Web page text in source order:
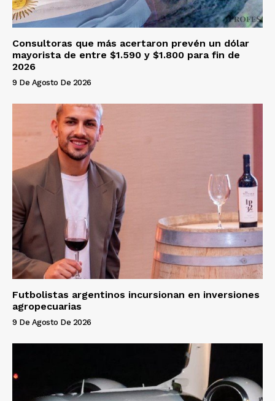
Consultoras que más acertaron prevén un dólar
mayorista de entre $1.590 y $1.800 para fin de
2026
9 De Agosto De 2026
Futbolistas argentinos incursionan en inversiones
agropecuarias
9 De Agosto De 2026